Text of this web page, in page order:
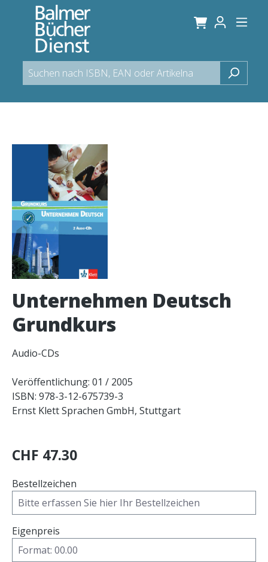
springen
Bildergalerie überspringen
Unternehmen Deutsch
Grundkurs
Audio-CDs
Veröffentlichung: 01 / 2005
ISBN: 978-3-12-675739-3
Ernst Klett Sprachen GmbH, Stuttgart
CHF 47.30
Bestellzeichen
Eigenpreis